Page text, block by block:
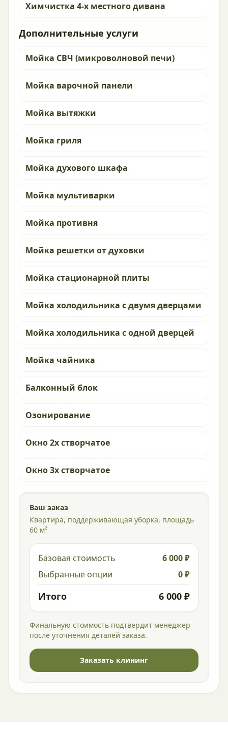
Химчистка 4-х местного дивана
Дополнительные услуги
Мойка СВЧ (микроволновой печи)
Мойка варочной панели
Мойка вытяжки
Мойка гриля
Мойка духового шкафа
Мойка мультиварки
Мойка противня
Мойка решетки от духовки
Мойка стационарной плиты
Мойка холодильника с двумя дверцами
Мойка холодильника с одной дверцей
Мойка чайника
Балконный блок
Озонирование
Окно 2х створчатое
Окно 3х створчатое
Ваш заказ
Квартира, поддерживающая уборка, площадь
60 м²
Базовая стоимость
6 000 ₽
Выбранные опции
0 ₽
Итого 6 000 ₽
Финальную стоимость подтвердит менеджер
после уточнения деталей заказа.
Заказать клининг